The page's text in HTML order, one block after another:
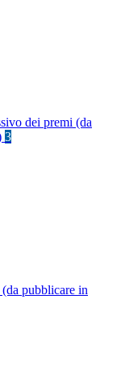
dei premi (da
3
pubblicare in